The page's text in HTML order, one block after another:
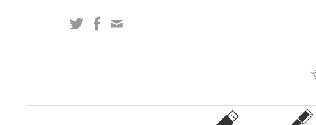
ス
TwitterFacebook